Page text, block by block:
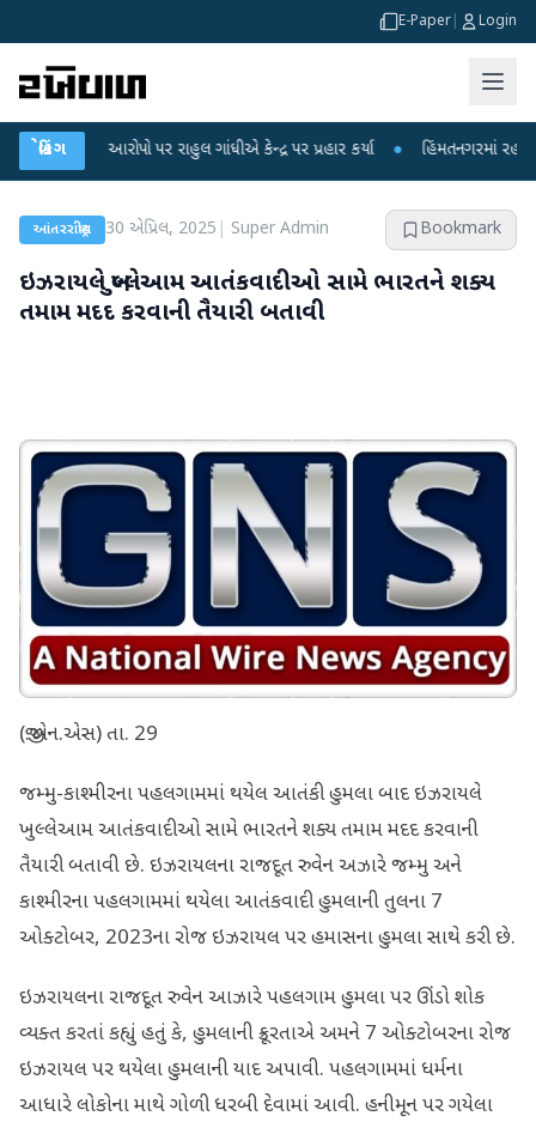
E-Paper Login
બ્રેકિંગ
આરોપો પર રાહુલ ગાંધીએ કેન્દ્ર પર પ્રહાર કર્યા ● હિંમતનગરમાં રહસ્યમય વાયરસ કે
આંતરરાષ્ટ્રીય 30 એપ્રિલ, 2025 Super Admin Bookmark
ઇઝરાયલે ખુલ્લેઆમ આતંકવાદીઓ સામે ભારતને શક્ય
તમામ મદદ કરવાની તૈયારી બતાવી
(જી.એન.એસ) તા. 29
જમ્મુ-કાશ્મીરના પહલગામમાં થયેલ આતંકી હુમલા બાદ ઇઝરાયલે
ખુલ્લેઆમ આતંકવાદીઓ સામે ભારતને શક્ય તમામ મદદ કરવાની
તૈયારી બતાવી છે. ઇઝરાયલના રાજદૂત રુવેન અઝારે જમ્મુ અને
કાશ્મીરના પહલગામમાં થયેલા આતંકવાદી હુમલાની તુલના 7
ઓક્ટોબર, 2023ના રોજ ઇઝરાયલ પર હમાસના હુમલા સાથે કરી છે.
ઇઝરાયલના રાજદૂત રુવેન આઝારે પહલગામ હુમલા પર ઊંડો શોક
વ્યક્ત કરતાં કહ્યું હતું કે, હુમલાની ક્રૂરતાએ અમને 7 ઓક્ટોબરના રોજ
ઇઝરાયલ પર થયેલા હુમલાની યાદ અપાવી. પહલગામમાં ધર્મના
આધારે લોકોના માથે ગોળી ધરબી દેવામાં આવી. હનીમૂન પર ગયેલા